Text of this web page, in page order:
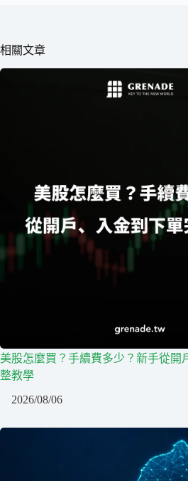
相關文章
美股怎麼買？手續費多少？新手從開
整教學
2026/08/06